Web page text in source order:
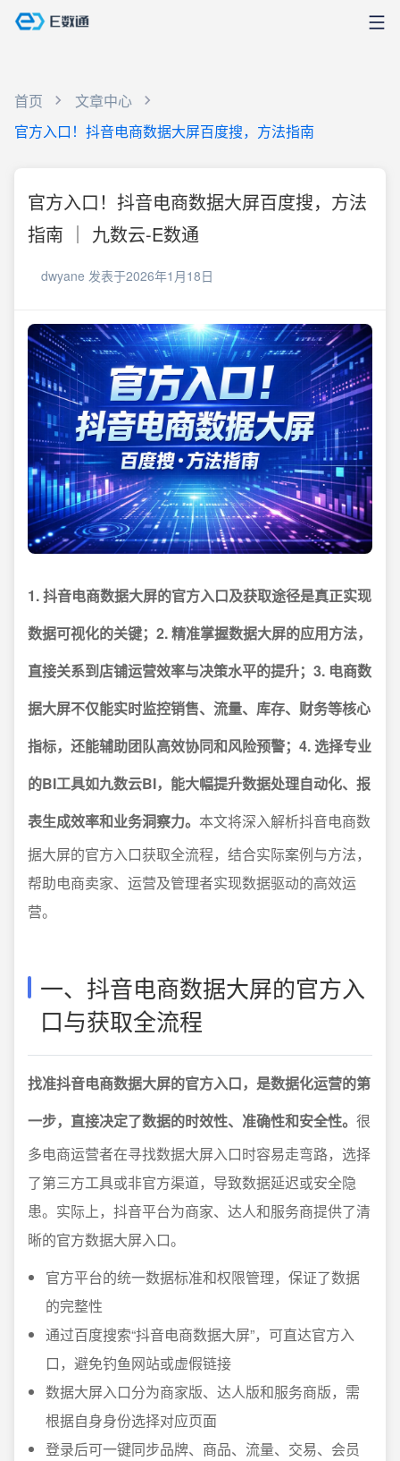
首页
文章中心
官方入口！抖音电商数据大屏百度搜，方法指南
官方入口！抖音电商数据大屏百度搜，方法
指南 ｜ 九数云-E数通
dwyane 发表于2026年1月18日
1. 抖音电商数据大屏的官方入口及获取途径是真正实现
数据可视化的关键；2. 精准掌握数据大屏的应用方法，
直接关系到店铺运营效率与决策水平的提升；3. 电商数
据大屏不仅能实时监控销售、流量、库存、财务等核心
指标，还能辅助团队高效协同和风险预警；4. 选择专业
的BI工具如九数云BI，能大幅提升数据处理自动化、报
表生成效率和业务洞察力。 本文将深入解析抖音电商数
据大屏的官方入口获取全流程，结合实际案例与方法，
帮助电商卖家、运营及管理者实现数据驱动的高效运
营。
一、抖音电商数据大屏的官方入
口与获取全流程
找准抖音电商数据大屏的官方入口，是数据化运营的第
一步，直接决定了数据的时效性、准确性和安全性。 很
多电商运营者在寻找数据大屏入口时容易走弯路，选择
了第三方工具或非官方渠道，导致数据延迟或安全隐
患。实际上，抖音平台为商家、达人和服务商提供了清
晰的官方数据大屏入口。
官方平台的统一数据标准和权限管理，保证了数据
的完整性
通过百度搜索“抖音电商数据大屏”，可直达官方入
口，避免钓鱼网站或虚假链接
数据大屏入口分为商家版、达人版和服务商版，需
根据自身身份选择对应页面
登录后可一键同步品牌、商品、流量、交易、会员